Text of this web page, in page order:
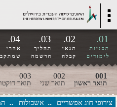
Toggle
navigation
01.
תכניות
לימודים
02.
תנאי
קבלה
03.
תהליך
הרשמה
04.
אחרי
001
תואר ראשון
002
תואר שני
003
תואר
צירופי חוג אפשריים אשכולות